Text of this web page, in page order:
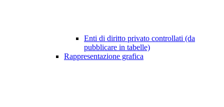
Enti di diritto privato controllati (da
pubblicare in tabelle)
Rappresentazione grafica